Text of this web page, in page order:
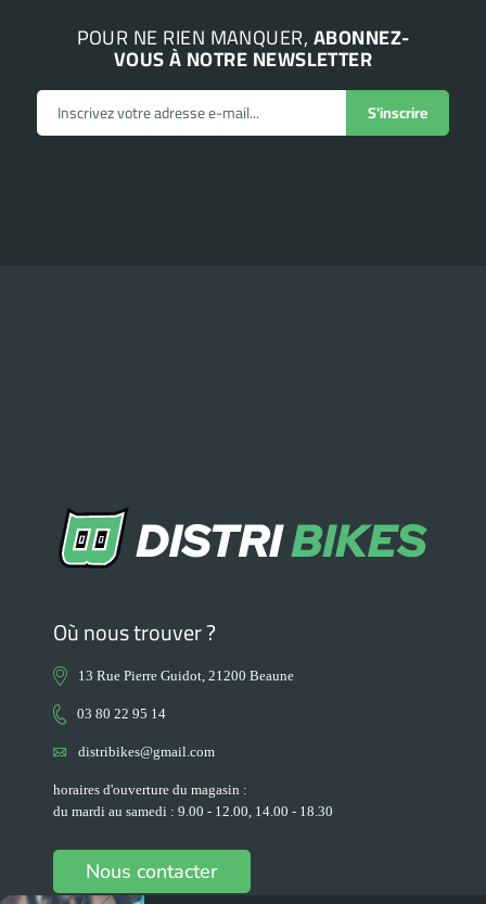
POUR NE RIEN MANQUER,ABONNEZ-
VOUS À NOTRE NEWSLETTER
Où nous trouver ?
13 Rue Pierre Guidot, 21200 Beaune
03 80 22 95 14
distribikes@gmail.com
horaires d'ouverture du magasin :
du mardi au samedi : 9.00 - 12.00, 14.00 - 18.30
Nous contacter